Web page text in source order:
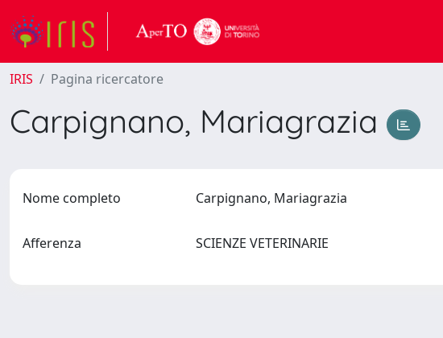
IRIS Pagina ricercatore
Carpignano, Mariagrazia
Nome completo Carpignano, Mariagrazia
Afferenza SCIENZE VETERINARIE